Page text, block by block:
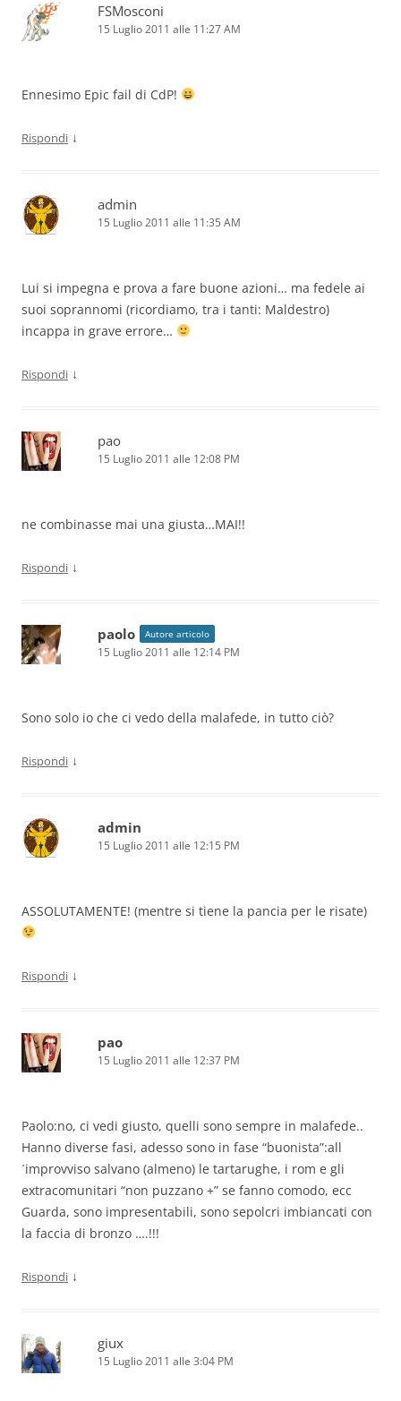
FSMosconi
15 Luglio 2011 alle 11:27 AM
Ennesimo Epic fail di CdP!
Rispondi ↓
admin
15 Luglio 2011 alle 11:35 AM
Lui si impegna e prova a fare buone azioni… ma fedele ai
suoi soprannomi (ricordiamo, tra i tanti: Maldestro)
incappa in grave errore…
Rispondi ↓
pao
15 Luglio 2011 alle 12:08 PM
ne combinasse mai una giusta…MAI!!
Rispondi ↓
paolo Autore articolo
15 Luglio 2011 alle 12:14 PM
Sono solo io che ci vedo della malafede, in tutto ciò?
Rispondi ↓
admin
15 Luglio 2011 alle 12:15 PM
ASSOLUTAMENTE! (mentre si tiene la pancia per le risate)
Rispondi ↓
pao
15 Luglio 2011 alle 12:37 PM
Paolo:no, ci vedi giusto, quelli sono sempre in malafede..
Hanno diverse fasi, adesso sono in fase “buonista”:all
´improvviso salvano (almeno) le tartarughe, i rom e gli
extracomunitari “non puzzano +” se fanno comodo, ecc
Guarda, sono impresentabili, sono sepolcri imbiancati con
la faccia di bronzo ….!!!
Rispondi ↓
giux
15 Luglio 2011 alle 3:04 PM